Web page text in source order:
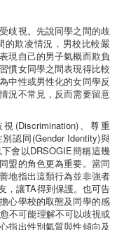
歧視。先說同學之間的歧
的欺凌情況，男校比較嚴
現自己的男子氣概而欺負
慣女同學之間表現得比較
中性或男性化的女同學反
況不常見，反而需要留意
(Discrimination)、尊重
認同(Gender Identity)與
會以DRSOGIE簡稱這幾
盟的角色更為重要。當同
地指出這類行為並非強者
，讓TA得到保護。也可告
心學校的取態及同學的感
不可能理解不可以歧視或
指出性別氣質與性傾向及